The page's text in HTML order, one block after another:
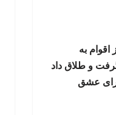
به
و طلاق داد
عشق